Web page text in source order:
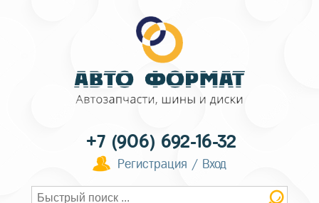
+7 (906) 692-16-32
Регистрация / Вход